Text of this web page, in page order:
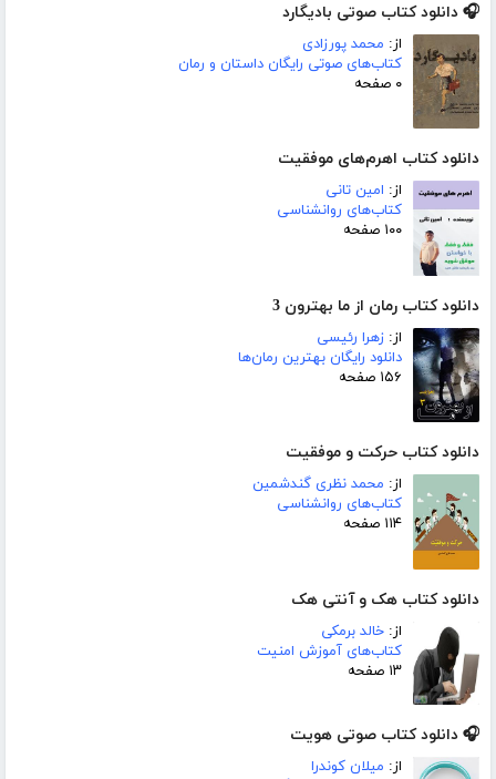
🎧 دانلود کتاب صوتی بادیگارد
از: محمد پورزادی
کتاب‌های صوتی رایگان داستان و رمان
۰ صفحه
دانلود کتاب اهرم‌های موفقیت
از: امین تانی
کتاب‌های روانشناسی
۱۰۰ صفحه
دانلود کتاب رمان از ما بهترون 3
از: زهرا رئیسی
دانلود رایگان بهترین رمان‌ها
۱۵۶ صفحه
دانلود کتاب حرکت و موفقیت
از: محمد نظری گندشمین
کتاب‌های روانشناسی
۱۱۴ صفحه
دانلود کتاب هک و آنتی هک
از: خالد برمکی
کتاب‌های آموزش امنیت
۱۳ صفحه
🎧 دانلود کتاب صوتی هویت
از: میلان کوندرا